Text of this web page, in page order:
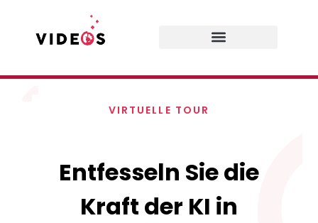
VIRTUELLE TOUR
Entfesseln Sie die
Kraft der KI in